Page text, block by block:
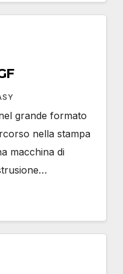
grande formato
nella stampa
macchina di